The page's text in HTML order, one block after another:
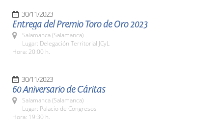
30/11/2023
Entrega del Premio Toro de Oro 2023
Salamanca (Salamanca)
Lugar: Delegación Territorial JCyL
Hora: 20:00 h.
30/11/2023
60 Aniversario de Cáritas
Salamanca (Salamanca)
Lugar: Palacio de Congresos
Hora: 19:30 h.